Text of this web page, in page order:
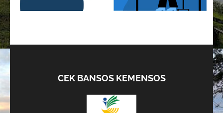
CEK BANSOS KEMENSOS